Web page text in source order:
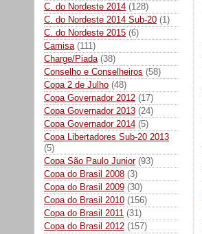
C. do Nordeste 2014 (128)
C. do Nordeste 2014 Sub-20 (1)
C. do Nordeste 2015 (6)
Camisa (111)
Charge/Piada (38)
Conselho e Conselheiros (58)
Copa 2 de Julho (48)
Copa Governador 2012 (17)
Copa Governador 2013 (24)
Copa Governador 2014 (5)
Copa Libertadores Sub-20 2013
(5)
Copa São Paulo Junior (93)
Copa do Brasil 2008 (3)
Copa do Brasil 2009 (30)
Copa do Brasil 2010 (156)
Copa do Brasil 2011 (31)
Copa do Brasil 2012 (157)